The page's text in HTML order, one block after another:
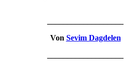
Von Sevim Dagdelen